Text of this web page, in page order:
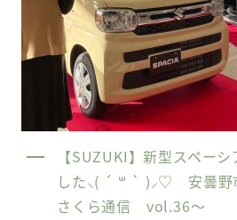
【SUZUKI】新型スペー
した⸜( ´ ꒳ ` )⸝♡︎ 安曇
さくら通信 vol.36〜